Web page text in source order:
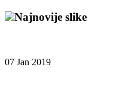
Najnovije slike
07 Jan 2019